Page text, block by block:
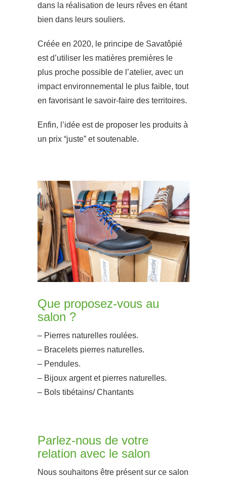
dans la réalisation de leurs rêves en étant
bien dans leurs souliers.
Créée en 2020, le principe de Savatôpié
est d’utiliser les matières premières le
plus proche possible de l’atelier, avec un
impact environnemental le plus faible, tout
en favorisant le savoir-faire des territoires.
Enfin, l’idée est de proposer les produits à
un prix “juste” et soutenable.
Que proposez-vous au
salon ?
– Pierres naturelles roulées.
– Bracelets pierres naturelles.
– Pendules.
– Bijoux argent et pierres naturelles.
– Bols tibétains/ Chantants
Parlez-nous de votre
relation avec le salon
Nous souhaitons être présent sur ce salon